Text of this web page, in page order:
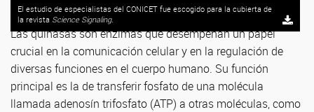
El estudio de especialistas del CONICET fue escogido para la cubierta de
la revista Science Signaling.
Las quinasas son enzimas que desempeñan un papel
crucial en la comunicación celular y en la regulación de
diversas funciones en el cuerpo humano. Su función
principal es la de transferir fosfato de una molécula
llamada adenosín trifosfato (ATP) a otras moléculas, como